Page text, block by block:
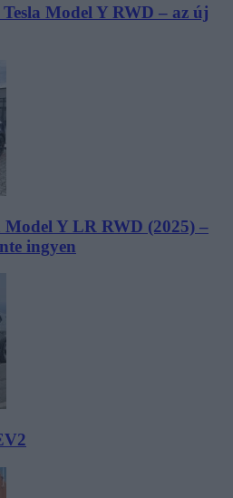
Model Y RWD – az új
Model Y LR RWD (2025) –
ingyen